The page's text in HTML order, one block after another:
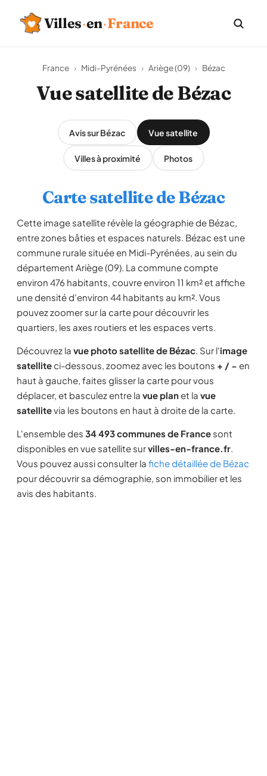
Villes·en·France
France › Midi-Pyrénées › Ariège (09) › Bézac
Vue satellite de Bézac
Avis sur Bézac Vue satellite
Villes à proximité Photos
Carte satellite de Bézac
Cette image satellite révèle la géographie de Bézac,
entre zones bâties et espaces naturels. Bézac est une
commune rurale située en Midi-Pyrénées, au sein du
département Ariège (09). La commune compte
environ 476 habitants, couvre environ 11 km² et affiche
une densité d'environ 44 habitants au km². Vous
pouvez zoomer sur la carte pour découvrir les
quartiers, les axes routiers et les espaces verts.
Découvrez la vue photo satellite de Bézac. Sur l'image
satelliteci-dessous, zoomez avec les boutons + / − en
haut à gauche, faites glisser la carte pour vous
déplacer, et basculez entre la vue planet la vue
satellitevia les boutons en haut à droite de la carte.
L'ensemble des 34 493 communes de France sont
disponibles en vue satellite survilles-en-france.fr.
Vous pouvez aussi consulter la fiche détaillée de Bézac
pour découvrir sa démographie, son immobilier et les
avis des habitants.